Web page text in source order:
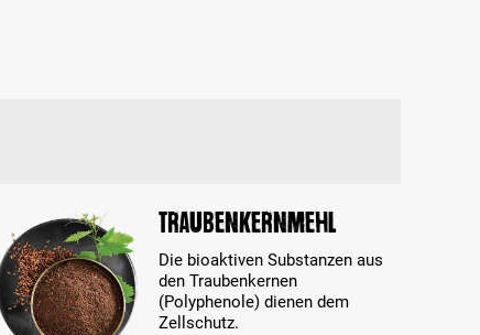
Traubenkernmehl
Die bioaktiven Substanzen aus
den Traubenkernen
(Polyphenole) dienen dem
Zellschutz.